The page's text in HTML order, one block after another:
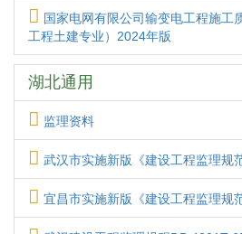
国家电网有限公司输变电工程施工
工程土建专业）2024年版
湖北通用
监理资料
武汉市实施新版《建设工程监理规
宜昌市实施新版《建设工程监理规